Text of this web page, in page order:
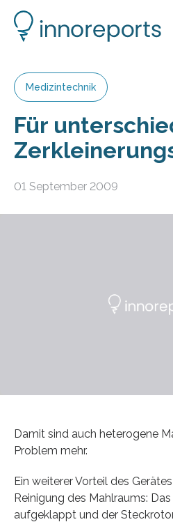
Medizintechnik
Für
01 September 2009
Damit sind auch heterogene
Problem mehr.
Ein weiterer Vorteil des
Reinigung des Mahlraums:
aufgeklappt und der